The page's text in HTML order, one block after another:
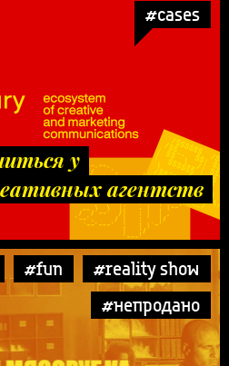
#cases
у
агентств
#fun
#reality show
#непродано